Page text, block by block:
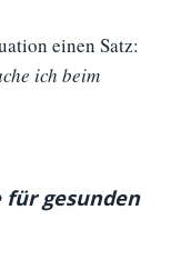
einen Satz:
ich beim
für gesunden